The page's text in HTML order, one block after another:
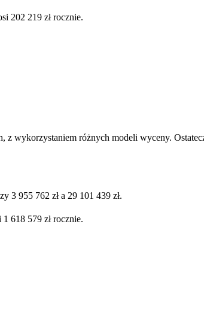
202 219 zł rocznie.
wykorzystaniem różnych modeli wyceny.
3 955 762 zł a 29 101 439 zł.
618 579 zł rocznie.